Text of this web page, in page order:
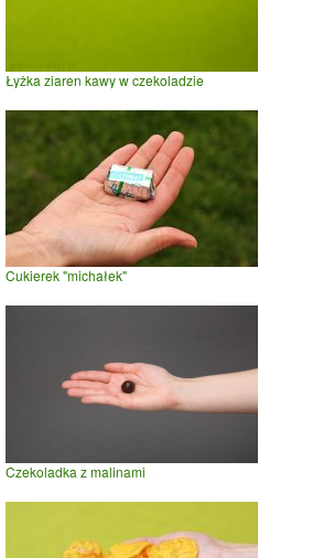
Łyżka ziaren kawy w czekoladzie
Cukierek "michałek"
Czekoladka z malinami